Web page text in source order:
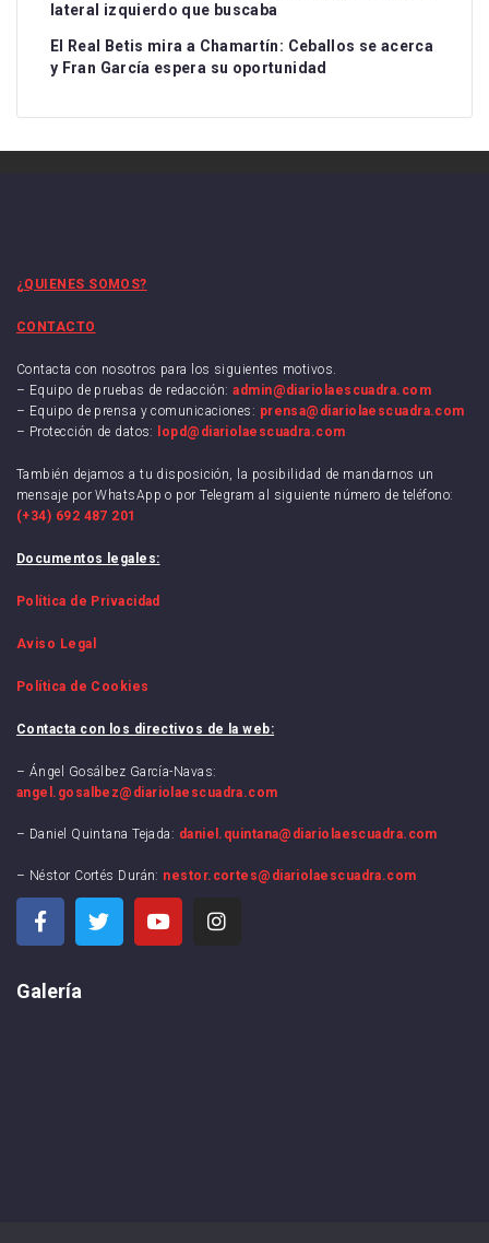
lateral izquierdo que buscaba
El Real Betis mira a Chamartín: Ceballos se acerca
y Fran García espera su oportunidad
¿QUIENES SOMOS?
CONTACTO
Contacta con nosotros para los siguientes motivos.
– Equipo de pruebas de redacción:admin@diariolaescuadra.com
– Equipo de prensa y comunicaciones: prensa@diariolaescuadra.com
– Protección de datos:
lopd@diariolaescuadra.com
También dejamos a tu disposición, la posibilidad de mandarnos un
mensaje por WhatsApp o por Telegram al siguiente número de teléfono:
(+34) 692 487 201
Documentos legales:
Política de Privacidad
Aviso Legal
Política de Cookies
Contacta con los directivos de la web:
– Ángel Gosálbez García-Navas:
angel.gosalbez@diariolaescuadra.com
– Daniel Quintana Tejada: daniel.quintana@diariolaescuadra.com
– Néstor Cortés Durán: nestor.cortes@diariolaescuadra.com
Galería